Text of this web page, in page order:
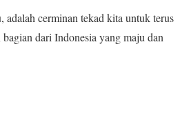
cerminan tekad kita untuk terus
dari Indonesia yang maju dan